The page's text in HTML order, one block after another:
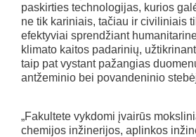
paskirties technologijas, kurios
ne tik kariniais, tačiau ir civiliniais
efektyviai sprendžiant
klimato kaitos padarinių,
taip pat vystant pažangias
antžeminio bei povandeninio
„Fakultete vykdomi įvairūs
chemijos inžinerijos, aplinkos